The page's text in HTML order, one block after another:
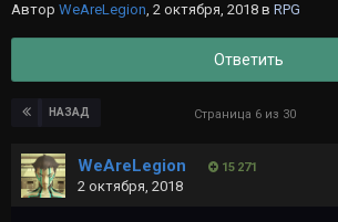
Автор WeAreLegion, 2 октября, 2018 в RPG
Ответить
НАЗАД Страница 6 из 30
WeAreLegion 15 271
2 октября, 2018